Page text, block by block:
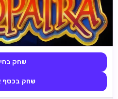
שחק
שחק בכסף